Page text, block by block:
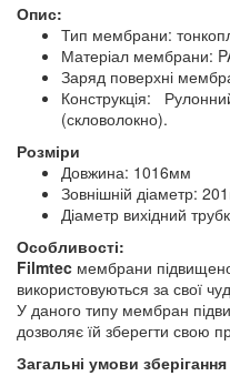
Опис:
Тип мембрани:
Матеріал мембрани:
Заряд поверхні
Конструкція:
(скловолокно).
Розміри
Довжина: 1016мм
Зовнішній діаметр:
Діаметр вихідний
Особливості:
Filmtec мембрани
використовуються за свої
У даного типу мембран
дозволяє їй зберегти свою
Загальні умови